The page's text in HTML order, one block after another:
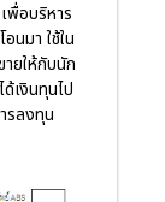
พื่อบริหาร
นมา ใช้ใน
ยให้กับนัก
เงินทุนไป
รลงทุน